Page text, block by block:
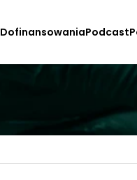
DofinansowaniaPodcast